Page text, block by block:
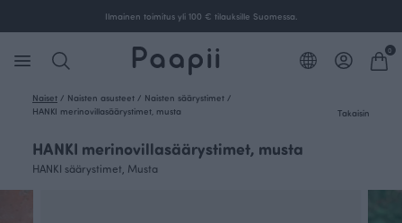
Ilmainen toimitus yli 100 € tilauksille Suomessa.
0
Naiset / Naisten asusteet / Naisten säärystimet /
HANKI merinovillasäärystimet, musta
Takaisin
HANKI merinovillasäärystimet, musta
HANKI säärystimet, Musta